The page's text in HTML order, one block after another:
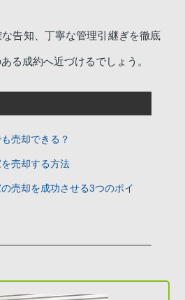
告知、丁寧な管理引継ぎを徹底
る成約へ近づけるでしょう。
売却できる？
売却する方法
売却を成功させる3つのポイ